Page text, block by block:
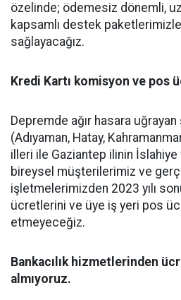
özelinde; ödemesiz dönemli,
kapsamlı destek
sağlayacağız.
Kredi Kartı komisyon ve pos
Depremde ağır hasara
(Adıyaman, Hatay,
illeri ile Gaziantep ilinin
bireysel müşterilerimiz ve
işletmelerimizden 2023 yılı
ücretlerini ve üye iş yeri pos
etmeyeceğiz.
Bankacılık hizmetlerinden
almıyoruz.